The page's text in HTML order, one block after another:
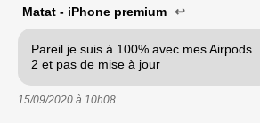
Matat - iPhone premium ↩
Pareil je suis à 100% avec mes Airpods
2 et pas de mise à jour
15/09/2020 à 10h08